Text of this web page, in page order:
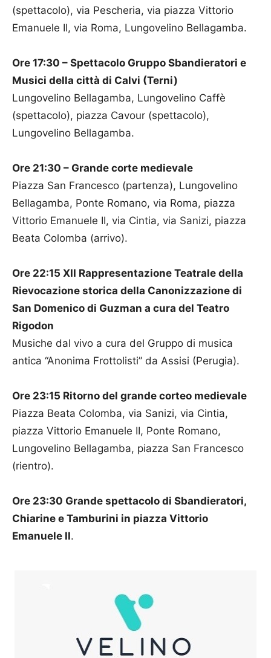
(spettacolo), via Pescheria, via piazza Vittorio
Emanuele II, via Roma, Lungovelino Bellagamba.
Ore 17:30 – Spettacolo Gruppo Sbandieratori e
Musici della città di Calvi (Terni)
Lungovelino Bellagamba, Lungovelino Caffè
(spettacolo), piazza Cavour (spettacolo),
Lungovelino Bellagamba.
Ore 21:30 – Grande corte medievale
Piazza San Francesco (partenza), Lungovelino
Bellagamba, Ponte Romano, via Roma, piazza
Vittorio Emanuele II, via Cintia, via Sanizi, piazza
Beata Colomba (arrivo).
Ore 22:15 XII Rappresentazione Teatrale della
Rievocazione storica della Canonizzazione di
San Domenico di Guzman a cura del Teatro
Rigodon
Musiche dal vivo a cura del Gruppo di musica
antica “Anonima Frottolisti” da Assisi (Perugia).
Ore 23:15 Ritorno del grande corteo medievale
Piazza Beata Colomba, via Sanizi, via Cintia,
piazza Vittorio Emanuele II, Ponte Romano,
Lungovelino Bellagamba, piazza San Francesco
(rientro).
Ore 23:30 Grande spettacolo di Sbandieratori,
Chiarine e Tamburini in piazza Vittorio
Emanuele II.